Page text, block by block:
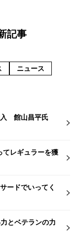
記事
ニュース
入 館山昌平氏
てレギュラーを獲
ードでいってく
とベテランの力